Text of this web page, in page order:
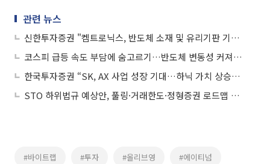
관련 뉴스
신한투자증권 "켐트로닉스, 반도체 소재 및 유리기판 기대감 유효"
코스피 급등 속도 부담에 숨고르기…반도체 변동성 커져도 주도주 유지
한국투자증권 “SK, AX 사업 성장 기대…하닉 가치 상승이 NAV 견인”
STO 하위법규 예상안, 풀링·거래한도·정형증권 로드맵 제시
#바이트랩 #투자 #올리브영 #에이티넘